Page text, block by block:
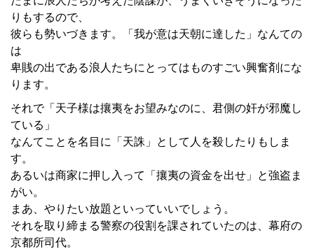
りもするので、
彼らも勢いづきます。「我が意は天朝に達した」なんての
は
卑賎の出である浪人たちにとってはものすごい興奮剤にな
ります。
それで「天子様は攘夷をお望みなのに、君側の奸が邪魔し
ている」
なんてことを名目に「天誅」として人を殺したりもしま
す。
あるいは商家に押し入って「攘夷の資金を出せ」と強盗ま
がい。
まあ、やりたい放題といっていいでしょう。
それを取り締まる警察の役割を課されていたのは、幕府の
京都所司代。